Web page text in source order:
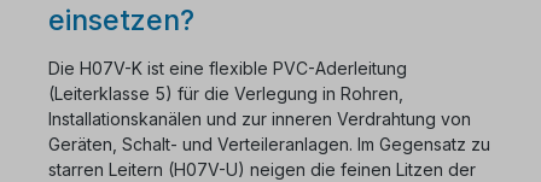
einsetzen?
Die H07V-K ist eine flexible PVC-Aderleitung
(Leiterklasse 5) für die Verlegung in Rohren,
Installationskanälen und zur inneren Verdrahtung von
Geräten, Schalt- und Verteileranlagen. Im Gegensatz zu
starren Leitern (H07V-U) neigen die feinen Litzen der